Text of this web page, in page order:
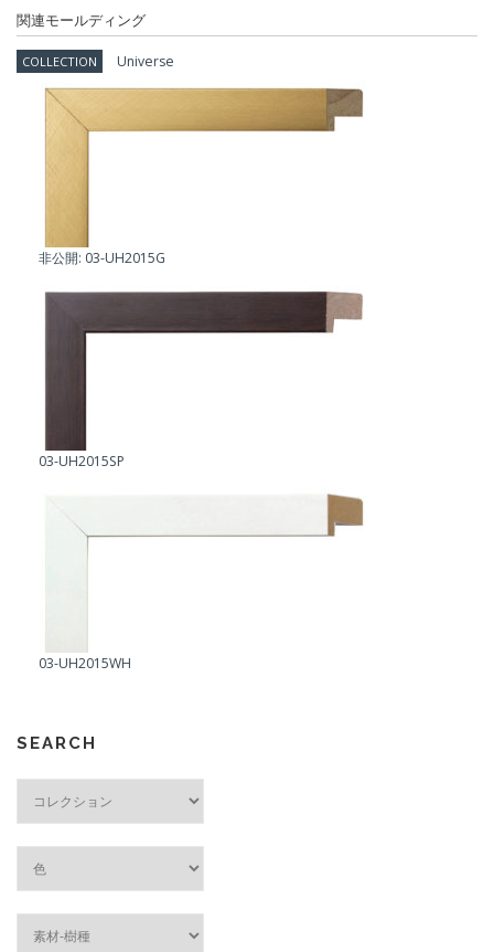
関連モールディング
COLLECTION Universe
非公開: 03-UH2015G
03-UH2015SP
03-UH2015WH
SEARCH